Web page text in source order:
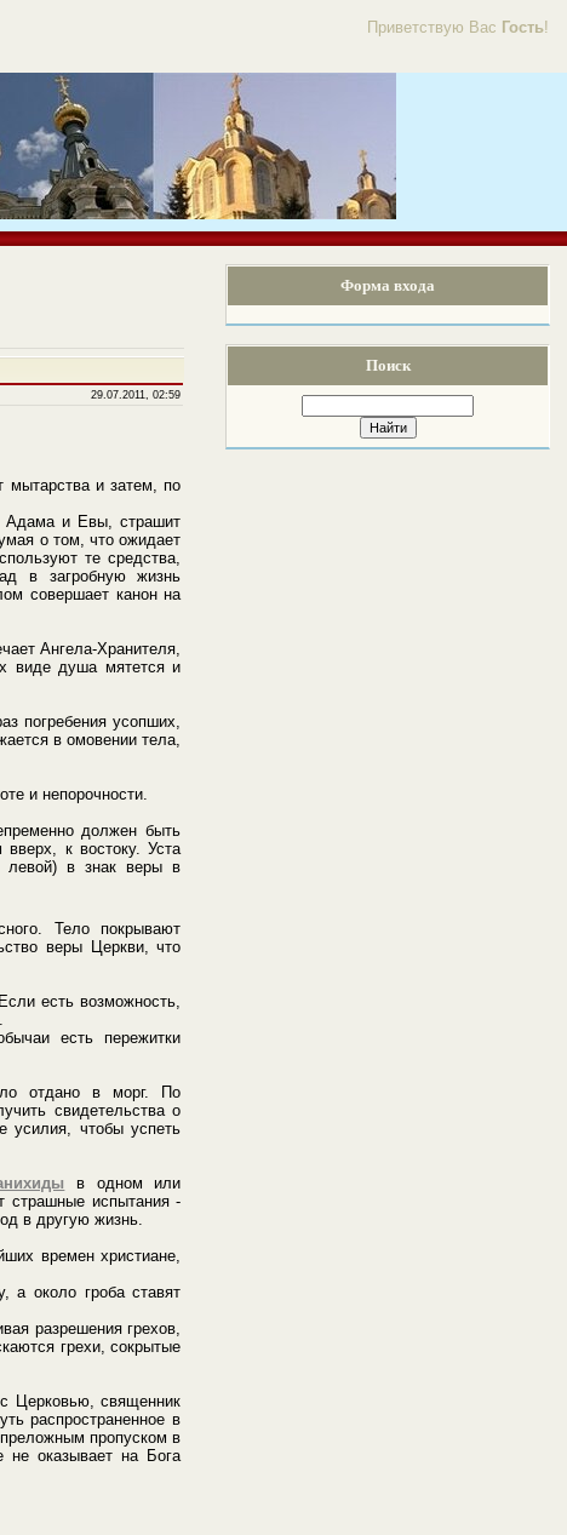
Приветствую Вас Гость!
Форма входа
Поиск
29.07.2011, 02:59
мытарства и затем, по
Адама и Евы, страшит
о том, что ожидает
те средства,
в загробную жизнь
совершает канон на
Ангела-Хранителя,
виде душа мятется и
погребения усопших,
в омовении тела,
и непорочности.
должен быть
к востоку. Уста
левой) в знак веры в
Тело покрывают
веры Церкви, что
есть возможность,
есть пережитки
отдано в морг. По
свидетельства о
усилия, чтобы успеть
в одном или
страшные испытания -
в другую жизнь.
времен христиане,
а около гроба ставят
разрешения грехов,
грехи, сокрытые
Церковью, священник
распространенное в
пропуском в
не оказывает на Бога